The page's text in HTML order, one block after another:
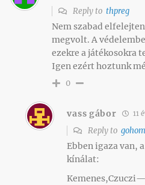
Reply to thpreg
Nem szabad
megvolt. A
ezekre a játékosokra
Igen ezért hoztunk
0
vass gábor 11
Reply to
Ebben igaza van,
kínálat: